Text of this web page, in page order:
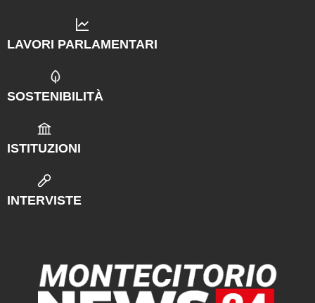
LAVORI PARLAMENTARI
SOSTENIBILITÀ
ISTITUZIONI
INTERVISTE